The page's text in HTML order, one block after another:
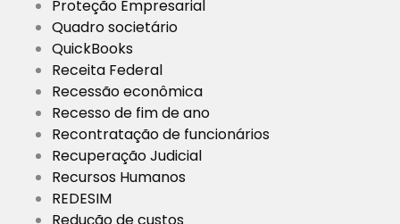
Proteção Empresarial
Quadro societário
QuickBooks
Receita Federal
Recessão econômica
Recesso de fim de ano
Recontratação de funcionários
Recuperação Judicial
Recursos Humanos
REDESIM